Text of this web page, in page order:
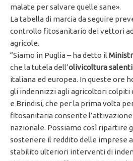
malate per salvare quelle sane».
La tabella di marcia da seguire
controllo fitosanitario dei vettori
agricole.
“Siamo in Puglia – ha detto il
che la tutela dell’olivicoltura
italiana ed europea. In queste ore
gli indennizzi agli agricoltori colpiti
e Brindisi, che per la prima volta
fitosanitaria consente
nazionale. Possiamo così ripartire
sostenere il reddito delle imprese
stabilito ulteriori interventi di